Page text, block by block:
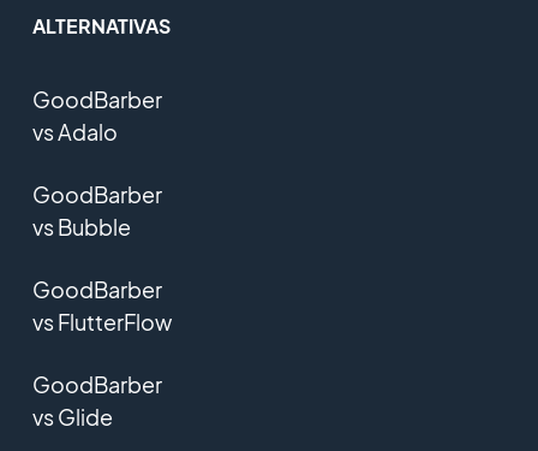
ALTERNATIVAS
GoodBarber
vs Adalo
GoodBarber
vs Bubble
GoodBarber
vs FlutterFlow
GoodBarber
vs Glide